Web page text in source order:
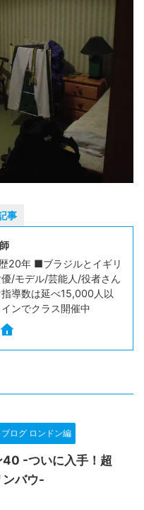
事
20年 ■ブラジルとイギリ
/モデル/芸能人/役者さん
導数は延べ15,000人以
ンでクラス開催中
ログ ロンドン編
40 -ついに入手！超
ンバウ-